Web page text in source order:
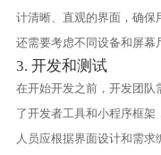
计清晰、直观的界面，确保
还需要考虑不同设备和屏幕
3. 开发和测试
在开始开发之前，开发团队
了开发者工具和小程序框
人员应根据界面设计和需